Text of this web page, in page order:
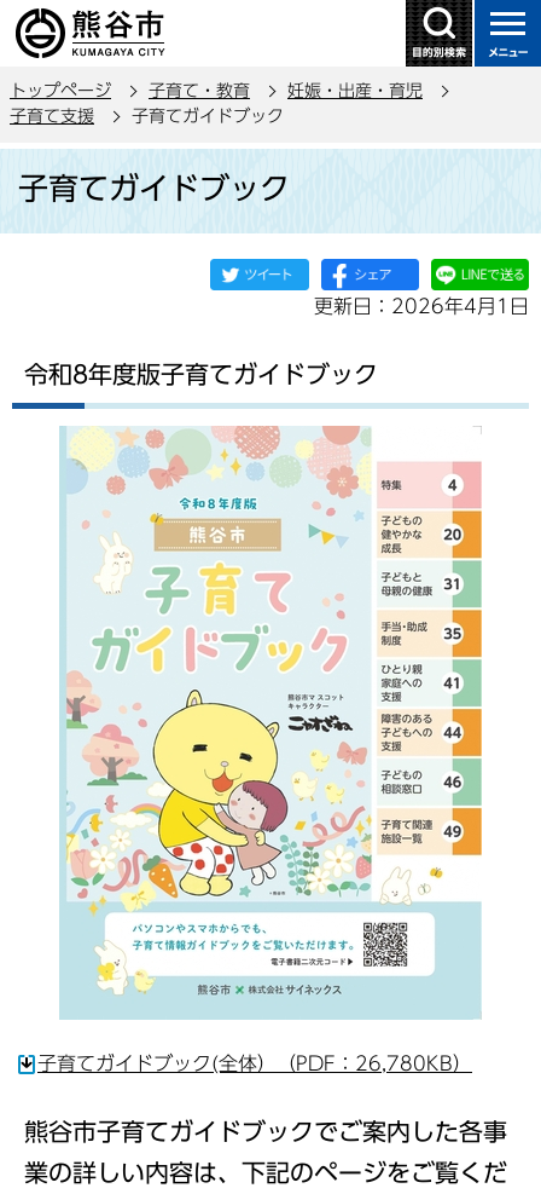
の
ー
トップページ 子育て・教育
妊娠・出産・育児
子育て支援
子育てガイドブック
子育てガイドブック
更新日：2026年4月1日
令和8年度版子育てガイドブック
子育てガイドブック(全体）（PDF：26,780KB）
熊谷市子育てガイドブックでご案内した各事
業の詳しい内容は、下記のページをご覧くだ